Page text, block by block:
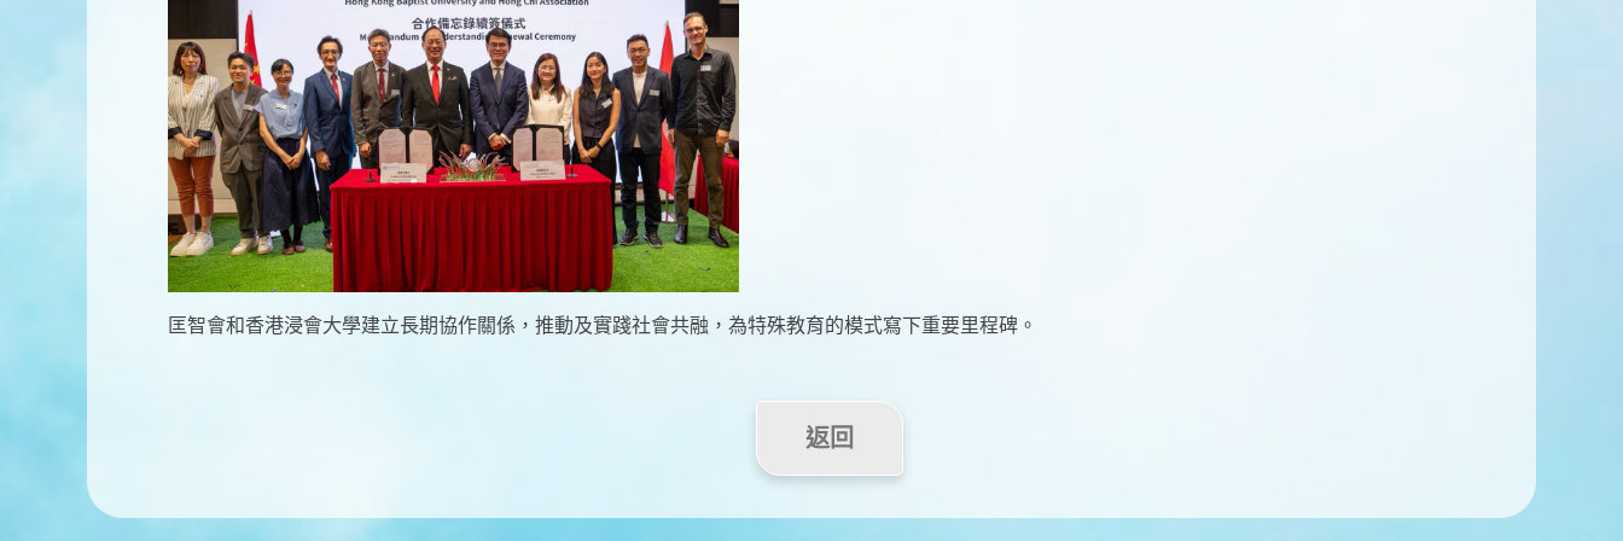
匡智會和香港浸會大學建立長期協作關係，推動及實踐社會共融，為特殊教育的模式寫下重要里程碑。
返回